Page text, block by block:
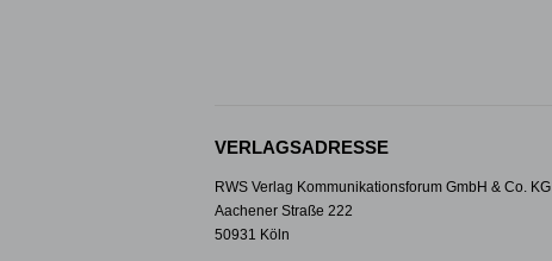
VERLAGSADRESSE
RWS Verlag Kommunikationsforum GmbH & Co. KG
Aachener Straße 222
50931 Köln